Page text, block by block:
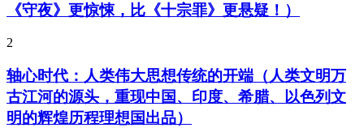
《守夜》更惊悚，比《十宗罪》更悬疑！）
2
轴心时代：人类伟大思想传统的开端（人类文明万
古江河的源头，重现中国、印度、希腊、以色列文
明的辉煌历程理想国出品）